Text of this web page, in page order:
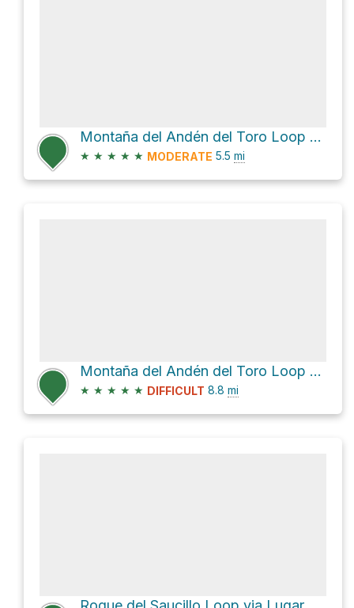
Montaña del Andén del Toro Loop via Lugar Diseminado Llanos de La Pez
★ ★ ★ ★ ★ MODERATE 5.5 mi
Montaña del Andén del Toro Loop via S-50
★ ★ ★ ★ ★ DIFFICULT 8.8 mi